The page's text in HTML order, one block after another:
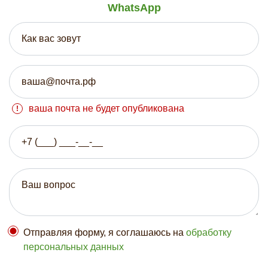
WhatsApp
ваша почта не будет опубликована
Отправляя форму, я соглашаюсь на обработку
персональных данных